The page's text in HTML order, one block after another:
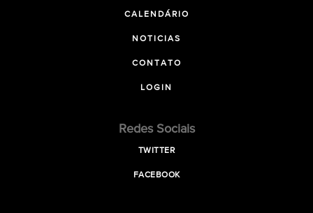
CALENDÁRIO
NOTICIAS
CONTATO
LOGIN
Redes Sociais
TWITTER
FACEBOOK